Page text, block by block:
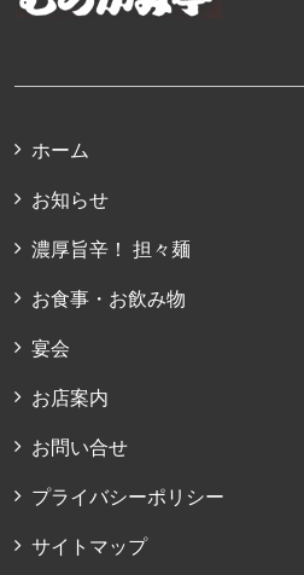
ホーム
お知らせ
濃厚旨辛！ 担々麺
お食事・お飲み物
宴会
お店案内
お問い合せ
プライバシーポリシー
サイトマップ